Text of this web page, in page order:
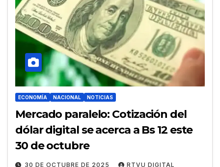
ECONOMÍA NACIONAL NOTICIAS
Mercado paralelo: Cotización del
dólar digital se acerca a Bs 12 este
30 de octubre
30 DE OCTUBRE DE 2025 RTVU DIGITAL